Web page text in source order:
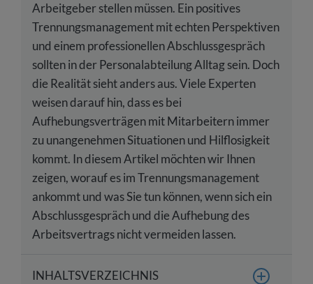
Arbeitgeber stellen müssen. Ein positives
Trennungsmanagement mit echten Perspektiven
und einem professionellen Abschlussgespräch
sollten in der Personalabteilung Alltag sein. Doch
die Realität sieht anders aus. Viele Experten
weisen darauf hin, dass es bei
Aufhebungsverträgen mit Mitarbeitern immer
zu unangenehmen Situationen und Hilflosigkeit
kommt. In diesem Artikel möchten wir Ihnen
zeigen, worauf es im Trennungsmanagement
ankommt und was Sie tun können, wenn sich ein
Abschlussgespräch und die Aufhebung des
Arbeitsvertrags nicht vermeiden lassen.
INHALTSVERZEICHNIS